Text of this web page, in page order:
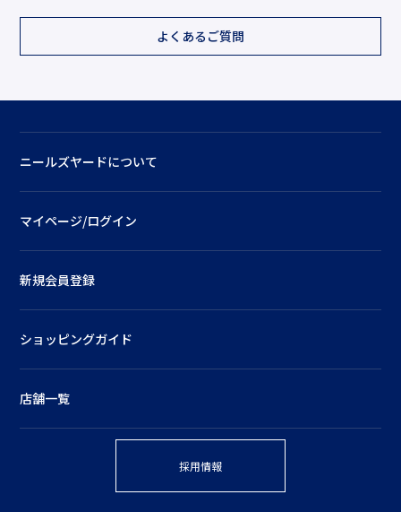
よくあるご質問
ニールズヤードについて
マイページ/ログイン
新規会員登録
ショッピングガイド
店舗一覧
採用情報